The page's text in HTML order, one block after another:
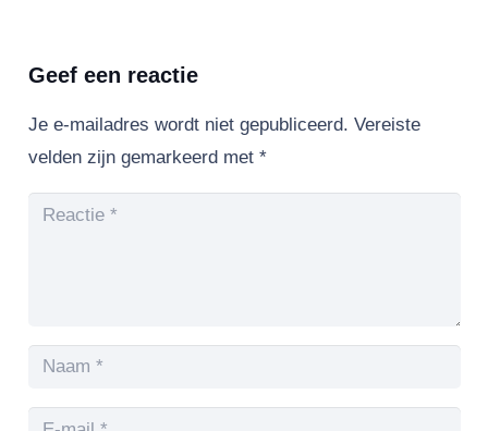
Geef een reactie
Je e-mailadres wordt niet gepubliceerd. Vereiste
velden zijn gemarkeerd met *